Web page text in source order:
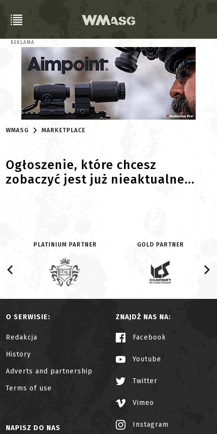
REKLAMA
WMASG MARKETPLACE
Ogłoszenie, które chcesz
zobaczyć jest już nieaktualne...
PLATINIUM PARTNER GOLD PARTNER
O SERWISIE:
Redakcja
History
Adverts and partnership
Terms of use
ZNAJDŹ NAS NA:
Facebook
Youtube
Twitter
Vimeo
Instagram
NAPISZ DO NAS